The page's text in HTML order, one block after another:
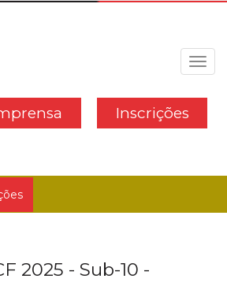
Inscrições
2025 - Sub-10 -